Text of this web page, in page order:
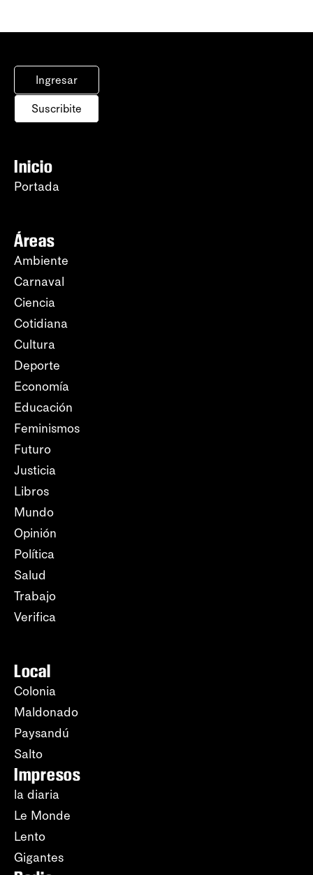
Ingresar
Suscribite
Inicio
Portada
Áreas
Ambiente
Carnaval
Ciencia
Cotidiana
Cultura
Deporte
Economía
Educación
Feminismos
Futuro
Justicia
Libros
Mundo
Opinión
Política
Salud
Trabajo
Verifica
Local
Colonia
Maldonado
Paysandú
Salto
Impresos
la diaria
Le Monde
Lento
Gigantes